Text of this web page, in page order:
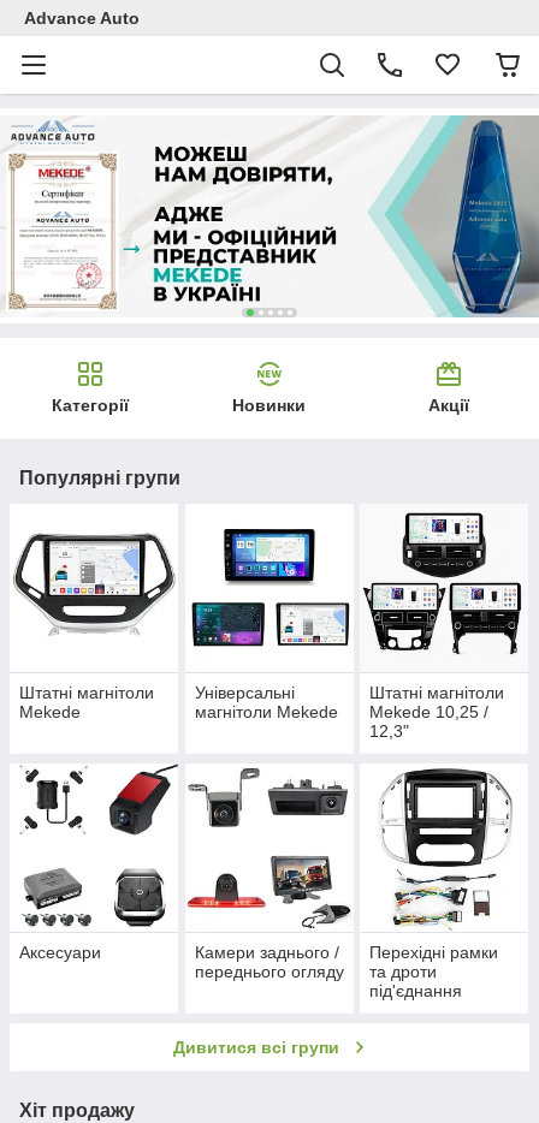
Advance Auto
Категорії Новинки Акції
Популярні групи
Штатні магнітоли
Mekede
Універсальні
магнітоли Mekede
Штатні магнітоли
Mekede 10,25 /
12,3"
Аксесуари
Камери заднього /
переднього огляду
Перехідні рамки
та дроти
під'єднання
Дивитися всі групи
Хіт продажу